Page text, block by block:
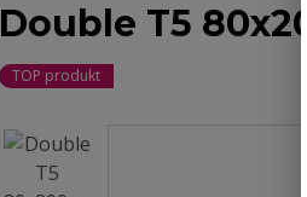
Double T5
TOP produkt